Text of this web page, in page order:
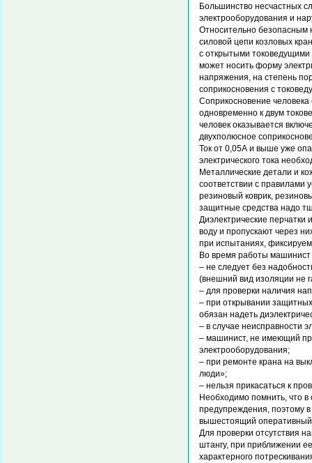
Большинство несчастных
электрооборудования и
Относительно безопасным
силовой цепи козловых
с открытыми
может носить форму
напряжения, на степень
соприкосновения с
Соприкосновение
одновременно к двум
человек оказывается
двухполюсное
Ток от 0,05А и выше уже
электрического тока
Металлические детали и
соответствии с правилами
резиновый коврик,
защитные средства надо
Диэлектрические
воду и пропускают через
при испытаниях,
Во время работы
– не следует без
(внешний вид изоляции не
– для проверки наличия
– при открывании
обязан надеть
– в случае неисправности
– машинист, не имеющий
электрооборудования;
– при ремонте крана на
люди»;
– нельзя прикасаться к
Необходимо помнить, что
предупреждения, поэтому
вышестоящий
Для проверки отсутствия
штангу, при приближении
характерного